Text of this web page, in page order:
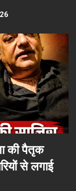
की पैतृक
से लगाई